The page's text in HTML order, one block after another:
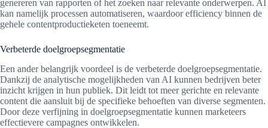
genereren van rapporten of het zoeken naar relevante onderwerpen. AI
kan namelijk processen automatiseren, waardoor efficiency binnen de
gehele contentproductieketen toeneemt.
Verbeterde doelgroepsegmentatie
Een ander belangrijk voordeel is de verbeterde doelgroepsegmentatie.
Dankzij de analytische mogelijkheden van AI kunnen bedrijven beter
inzicht krijgen in hun publiek. Dit leidt tot meer gerichte en relevante
content die aansluit bij de specifieke behoeften van diverse segmenten.
Door deze verfijning in doelgroepsegmentatie kunnen marketeers
effectievere campagnes ontwikkelen.